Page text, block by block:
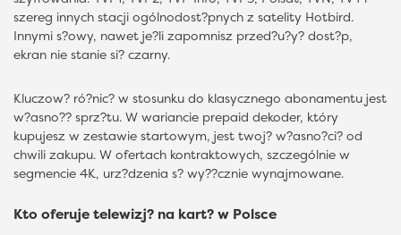
szereg innych stacji ogólnodost?pnych z satelity Hotbird.
Innymi s?owy, nawet je?li zapomnisz przed?u?y? dost?p,
ekran nie stanie si? czarny.
Kluczow? ró?nic? w stosunku do klasycznego abonamentu jest
w?asno?? sprz?tu. W wariancie prepaid dekoder, który
kupujesz w zestawie startowym, jest twoj? w?asno?ci? od
chwili zakupu. W ofertach kontraktowych, szczególnie w
segmencie 4K, urz?dzenia s? wy??cznie wynajmowane.
Kto oferuje telewizj? na kart? w Polsce